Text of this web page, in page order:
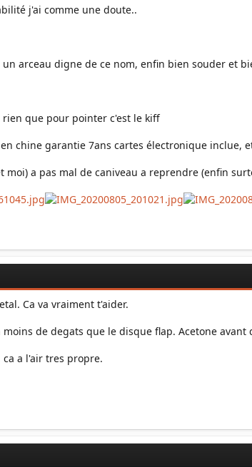
j'ai comme une doute..
arceau digne de ce nom, enfin bien souder et
rien que pour pointer c'est le kiff
chine garantie 7ans cartes électronique inclue,
a pas mal de caniveau a reprendre (enfin
Ca va vraiment t'aider.
de degats que le disque flap. Acetone
a l'air tres propre.